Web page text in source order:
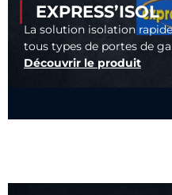
EXPRESS’ISOL
La solution isolation
tous types de portes de
Découvrir le produit